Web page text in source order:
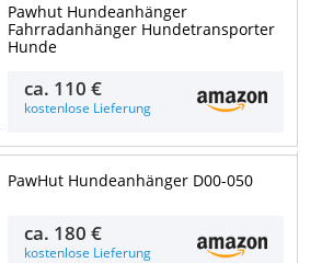
Pawhut Hundeanhänger
Fahrradanhänger Hundetransporter
Hunde
ca. 110 €
kostenlose Lieferung
PawHut Hundeanhänger D00-050
ca. 180 €
kostenlose Lieferung